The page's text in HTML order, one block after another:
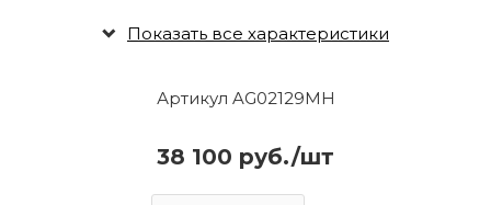
Артикул AG02129MH
38 100 руб./шт
Показать все характеристики